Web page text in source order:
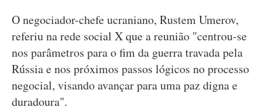
O negociador-chefe ucraniano, Rustem Umerov,
referiu na rede social X que a reunião "centrou-se
nos parâmetros para o fim da guerra travada pela
Rússia e nos próximos passos lógicos no processo
negocial, visando avançar para uma paz digna e
duradoura".